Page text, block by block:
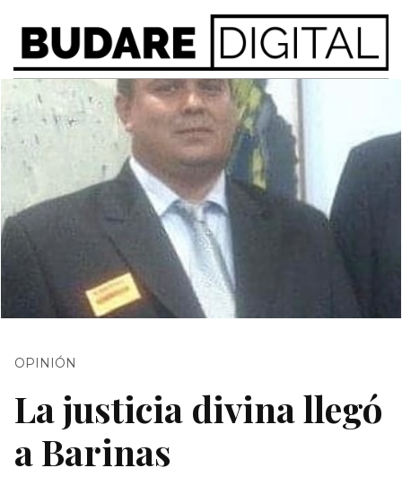
OPINIÓN
La justicia divina llegó
a Barinas